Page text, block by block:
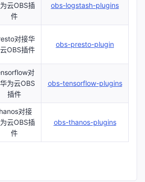
云OBS插
件
obs-logstash-plugins
对接华
OBS插件
obs-presto-plugin
对
为云OBS
插件
obs-tensorflow-plugins
对接
云OBS插
件
obs-thanos-plugins